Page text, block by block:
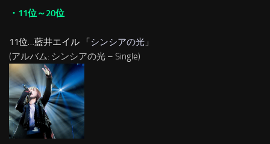
・11位～20位
11位…藍井エイル 「シンシアの光 」
(アルバム: シンシアの光 – Single)